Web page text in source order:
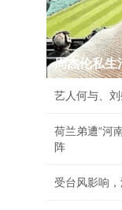
周杰伦私生
艺人何与、
荷兰弟遭“河
阵
受台风影响